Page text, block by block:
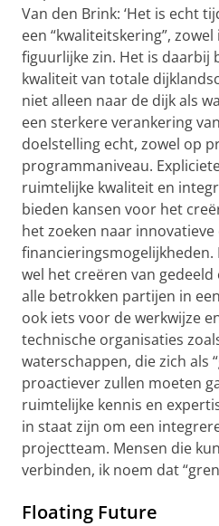
Van den Brink: ‘Het is echt
een “kwaliteitskering”,
figuurlijke zin. Het is daarbij
kwaliteit van totale
niet alleen naar de dijk als
een sterkere verankering
doelstelling echt, zowel op
programmaniveau.
ruimtelijke kwaliteit en
bieden kansen voor het
het zoeken naar
financieringsmogelijkheden.
wel het creëren van
alle betrokken partijen in
ook iets voor de werkwijze
technische organisaties
waterschappen, die zich als
proactiever zullen moeten
ruimtelijke kennis en
in staat zijn om een
projectteam. Mensen die
verbinden, ik noem dat
Floating Future